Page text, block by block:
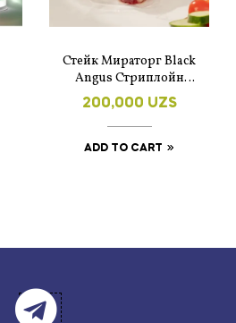
Стейк Мираторг Black
Angus Стриплойн
320г
200,000 UZS
ADD TO CART